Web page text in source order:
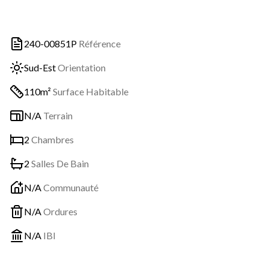
240-00851P Référence
Sud-EstOrientation
110m² Surface Habitable
N/A Terrain
2 Chambres
2 Salles De Bain
N/ACommunauté
N/AOrdures
N/A IBI